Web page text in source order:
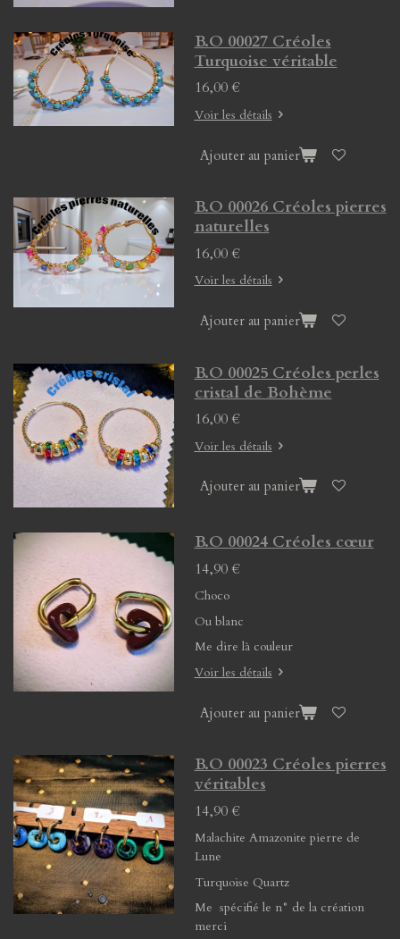
B.O 00027 Créoles
Turquoise véritable
16,00 €
Voir les détails
Ajouter au panier
B.O 00026 Créoles pierres
naturelles
16,00 €
Voir les détails
Ajouter au panier
B.O 00025 Créoles perles
cristal de Bohème
16,00 €
Voir les détails
Ajouter au panier
B.O 00024 Créoles cœur
14,90 €
Choco
Ou blanc
Me dire là couleur
Voir les détails
Ajouter au panier
B.O 00023 Créoles pierres
véritables
14,90 €
Malachite Amazonite pierre de
Lune
Turquoise Quartz
Me spécifié le n° de la création
merci